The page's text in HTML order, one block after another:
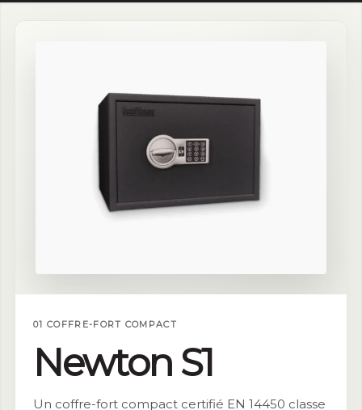
01 COFFRE-FORT COMPACT
Newton S1
Un coffre-fort compact certifié EN 14450 classe